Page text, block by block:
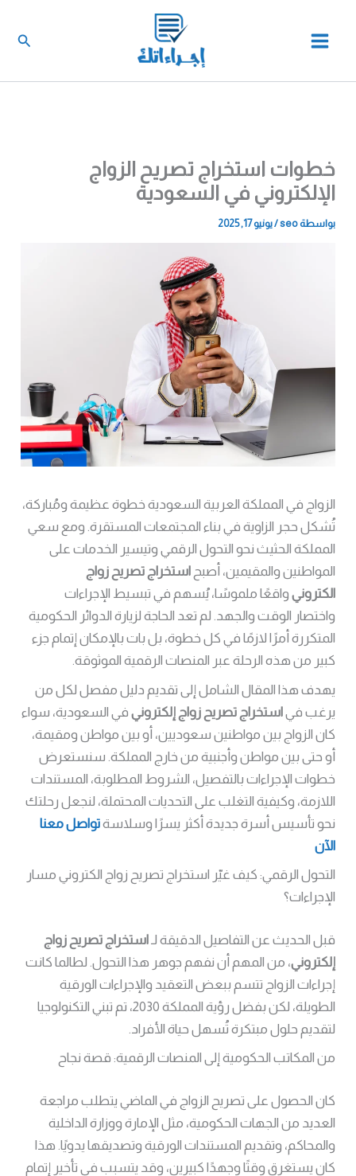
خطوات استخراج تصريح الزواج
الإلكتروني في السعودية
بواسطة seo
/يونيو 17, 2025
الزواج في المملكة العربية السعودية خطوة عظيمة ومُباركة،
تُشكل حجر الزاوية في بناء المجتمعات المستقرة. ومع سعي
المملكة الحثيث نحو التحول الرقمي وتيسير الخدمات على
المواطنين والمقيمين، أصبحاستخراج تصريح زواج
الكتروني واقعًا ملموسًا، يُسهم في تبسيط الإجراءات
واختصار الوقت والجهد. لم تعد الحاجة لزيارة الدوائر الحكومية
المتكررة أمرًا لازمًا في كل خطوة، بل بات بالإمكان إتمام جزء
كبير من هذه الرحلة عبر المنصات الرقمية الموثوقة.
يهدف هذا المقال الشامل إلى تقديم دليل مفصل لكل من
يرغب فياستخراج تصريح زواج إلكتروني في السعودية، سواء
كان الزواج بين مواطنين سعوديين، أو بين مواطن ومقيمة،
أو حتى بين مواطن وأجنبية من خارج المملكة. سنستعرض
خطوات الإجراءات بالتفصيل، الشروط المطلوبة، المستندات
اللازمة، وكيفية التغلب على التحديات المحتملة، لنجعل رحلتك
نحو تأسيس أسرة جديدة أكثر يسرًا وسلاسةتواصل معنا
الآن
التحول الرقمي: كيف غيّر استخراج تصريح زواج الكتروني مسار
الإجراءات؟
قبل الحديث عن التفاصيل الدقيقة لـاستخراج تصريح زواج
إلكتروني، من المهم أن نفهم جوهر هذا التحول. لطالما كانت
إجراءات الزواج تتسم ببعض التعقيد والإجراءات الورقية
الطويلة، لكن بفضل رؤية المملكة 2030، تم تبني التكنولوجيا
لتقديم حلول مبتكرة تُسهل حياة الأفراد.
من المكاتب الحكومية إلى المنصات الرقمية: قصة نجاح
كان الحصول على تصريح الزواج في الماضي يتطلب مراجعة
العديد من الجهات الحكومية، مثل الإمارة ووزارة الداخلية
والمحاكم، وتقديم المستندات الورقية وتصديقها يدويًا. هذا
كان يستغرق وقتًا وجهدًا كبيرين، وقد يتسبب في تأخير إتمام